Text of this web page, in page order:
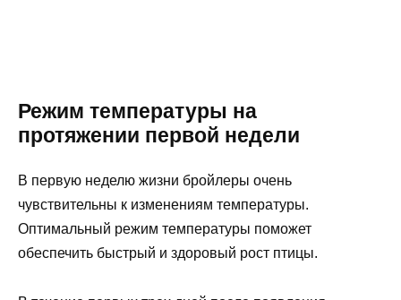
Режим температуры на
протяжении первой недели
В первую неделю жизни бройлеры очень
чувствительны к изменениям температуры.
Оптимальный режим температуры поможет
обеспечить быстрый и здоровый рост птицы.